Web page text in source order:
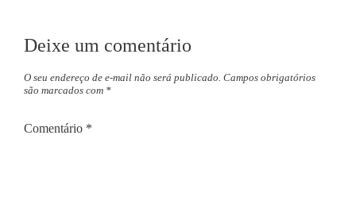
Deixe um comentário
O seu endereço de e-mail não será publicado. Campos obrigatórios
são marcados com *
Comentário *